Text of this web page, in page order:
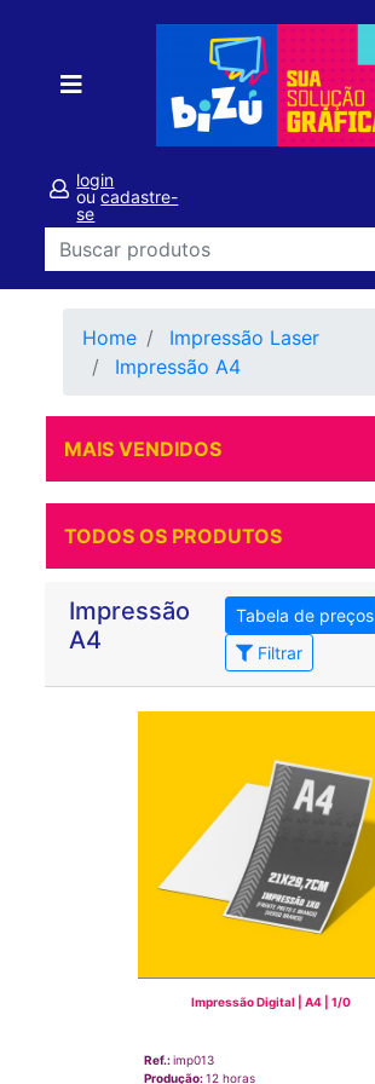
login
oucadastre-
se
Home
Impressão Laser
Impressão A4
MAIS VENDIDOS
TODOS OS PRODUTOS
Impressão
A4
Tabela de preços
Filtrar
Impressão Digital | A4 | 1/0
Ref.:imp013
Produção:12 horas